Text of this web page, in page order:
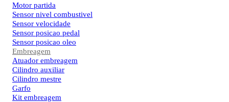
Motor partida
Sensor nivel combustivel
Sensor velocidade
Sensor posicao pedal
Sensor posicao oleo
Embreagem
Atuador embreagem
Cilindro auxiliar
Cilindro mestre
Garfo
Kit embreagem